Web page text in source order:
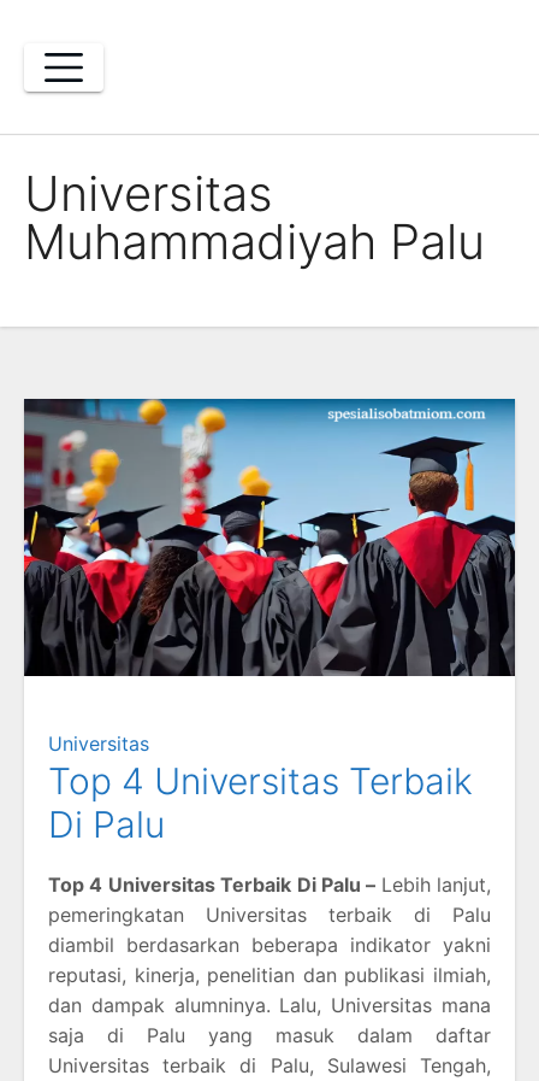
content
Universitas
Muhammadiyah Palu
Universitas
Top 4 Universitas Terbaik
Di Palu
Top 4 Universitas Terbaik Di Palu – Lebih lanjut,
pemeringkatan Universitas terbaik di Palu
diambil berdasarkan beberapa indikator yakni
reputasi, kinerja, penelitian dan publikasi ilmiah,
dan dampak alumninya. Lalu, Universitas mana
saja di Palu yang masuk dalam daftar
Universitas terbaik di Palu, Sulawesi Tengah,